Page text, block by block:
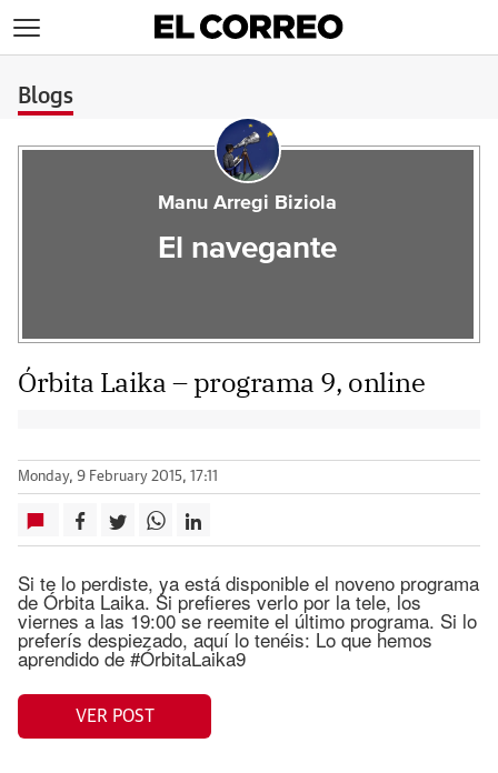
Blogs
Manu Arregi Biziola
El navegante
Órbita Laika – programa 9, online
Monday, 9 February 2015, 17:11
Si te lo perdiste, ya está disponible el noveno programa
de Órbita Laika. Si prefieres verlo por la tele, los
viernes a las 19:00 se reemite el último programa. Si lo
preferís despiezado, aquí lo tenéis: Lo que hemos
aprendido de #ÓrbitaLaika9
VER POST